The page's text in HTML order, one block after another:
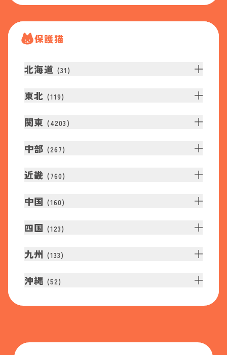
保護猫
北海道 (31 )
東北 (119)
関東 (4203 )
中部 (267)
近畿 (760)
中国 (160)
四国 (123)
九州 (133)
沖縄 (52)